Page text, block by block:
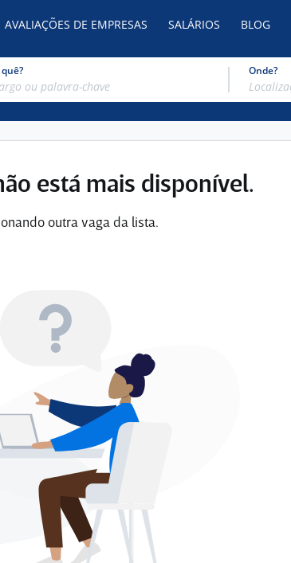
AVALIAÇÕES DE EMPRESAS SALÁRIOS BLOG
Onde?
está mais disponível.
outra vaga da lista.